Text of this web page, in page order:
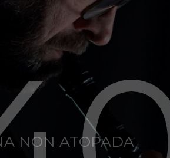
NON ATOPADA